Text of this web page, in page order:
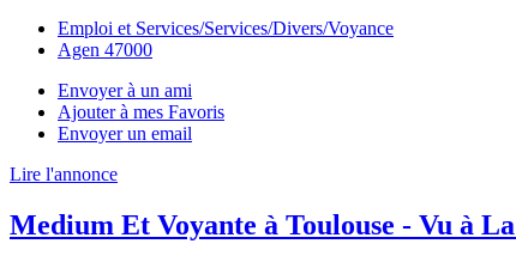
Emploi et Services/Services/Divers/Voyance
Agen 47000
Envoyer à un ami
Ajouter à mes Favoris
Envoyer un email
Lire l'annonce
Medium Et Voyante à Toulouse - Vu à